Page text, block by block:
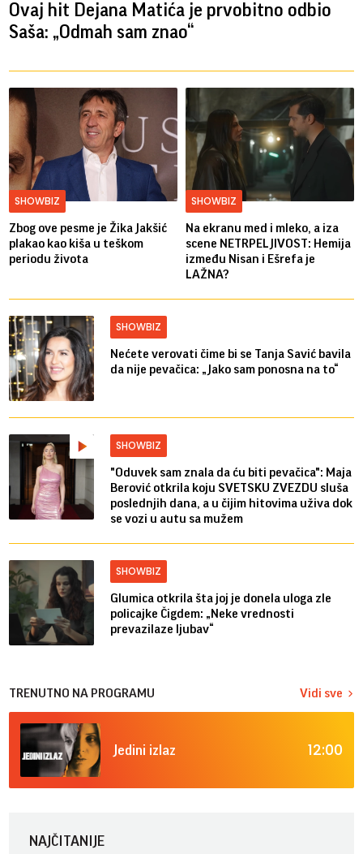
Ovaj hit Dejana Matića je prvobitno odbio
Saša: „Odmah sam znao“
SHOWBIZ
Zbog ove pesme je Žika Jakšić
plakao kao kiša u teškom
periodu života
SHOWBIZ
Na ekranu med i mleko, a iza
scene NETRPELJIVOST: Hemija
između Nisan i Ešrefa je
LAŽNA?
SHOWBIZ
Nećete verovati čime bi se Tanja Savić bavila
da nije pevačica: „Jako sam ponosna na to“
SHOWBIZ
"Oduvek sam znala da ću biti pevačica": Maja
Berović otkrila koju SVETSKU ZVEZDU sluša
poslednjih dana, a u čijim hitovima uživa dok
se vozi u autu sa mužem
SHOWBIZ
Glumica otkrila šta joj je donela uloga zle
policajke Čigdem: „Neke vrednosti
prevazilaze ljubav“
TRENUTNO NA PROGRAMU Vidi sve
Jedini izlaz 12:00
NAJČITANIJE